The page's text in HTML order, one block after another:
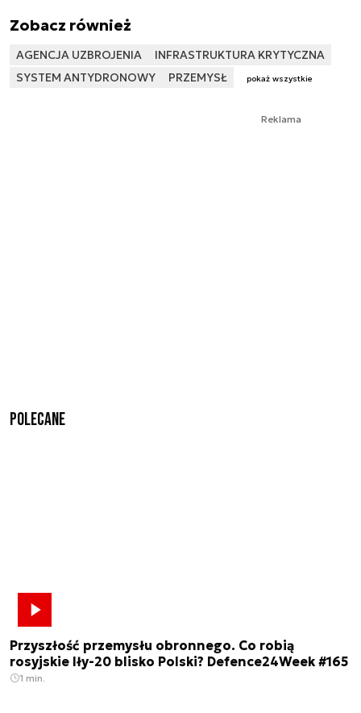
Zobacz również
AGENCJA UZBROJENIA
INFRASTRUKTURA KRYTYCZNA
SYSTEM ANTYDRONOWY
PRZEMYSŁ pokaż wszystkie
Reklama
Polecane
Przyszłość przemysłu obronnego. Co robią
rosyjskie Iły-20 blisko Polski? Defence24Week #165
1 min.